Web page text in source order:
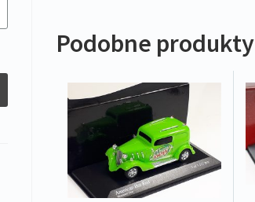
Podobne produkty